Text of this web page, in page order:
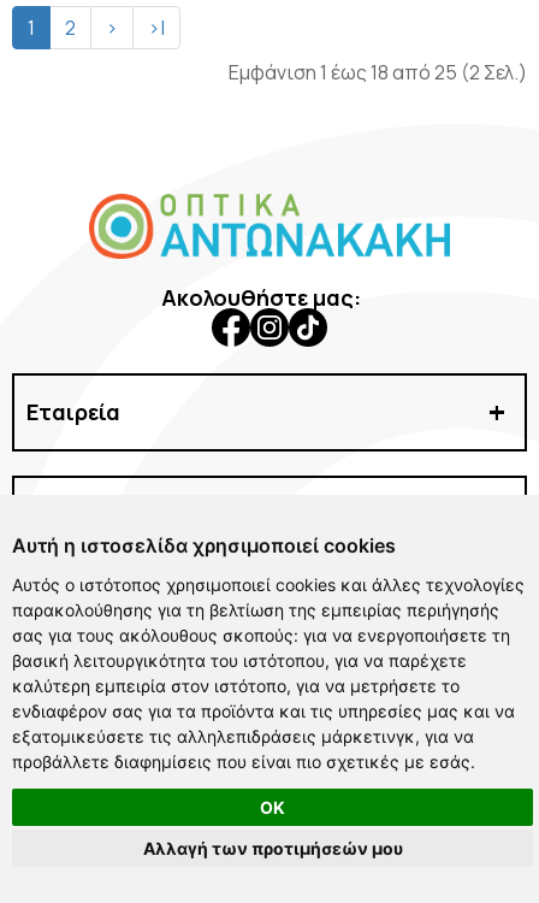
Αυτή η ιστοσελίδα χρησιμοποιεί cookies
Αυτός ο ιστότοπος χρησιμοποιεί cookies και άλλες τεχνολογίες
παρακολούθησης για τη βελτίωση της εμπειρίας περιήγησής
σας για τους ακόλουθους σκοπούς: για να ενεργοποιήσετε τη
βασική λειτουργικότητα του ιστότοπου, για να παρέχετε
καλύτερη εμπειρία στον ιστότοπο, για να μετρήσετε το
ενδιαφέρον σας για τα προϊόντα και τις υπηρεσίες μας και να
εξατομικεύσετε τις αλληλεπιδράσεις μάρκετινγκ, για να
προβάλλετε διαφημίσεις που είναι πιο σχετικές με εσάς.
OK
Αλλαγή των προτιμήσεών μου
1 2 >
>|
Εμφάνιση 1 έως 18 από 25 (2 Σελ.)
Ακολουθήστε μας:
Εταιρεία
Γυαλιά Ηλίου
Φακοί Επαφής
Μάσκες Σκι
Προσφορές
Αξεσουάρ Oakley
Blog
Επικοινωνία
Δωρεάν αλλαγές & επιστροφές
Καταστήματα & σημεία παραλαβής
Η ιστορία μας
Αποστολή & παράδοση προϊόντων
Παροχή ΕΟΠΥΥ 100€ επιστροφή
Ηλεκτρονική κατάθεση ΕΟΠΥΥ
Όροι χρήσης
Οδηγός μεγέθους
Νέα Προϊόντα
Επικοινωνία
Όδός 1866 109, Ηράκλειο 712 01
Χατζημιχάλη Γιάνναρη 9, Ηράκλειο 712 01
Τηλέφωνα επικοινωνίας:2810 282 361&2811 103 935
info@antonakakioptics.gr
© 2026 www.antonakakioptics.gr